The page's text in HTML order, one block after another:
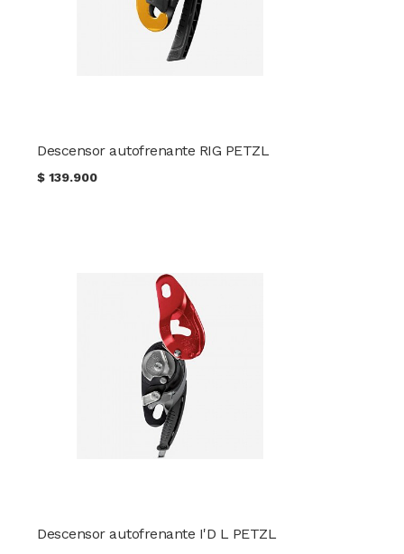
Descensor autofrenante RIG PETZL
$139.900
Descensor autofrenante I'D L PETZL